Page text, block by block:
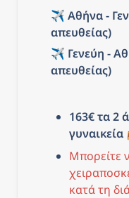
✈️ Αθήνα -
απευθείας)
✈️ Γενεύη -
απευθείας)
163€ τα 2
Μπορείτε
κατά τη